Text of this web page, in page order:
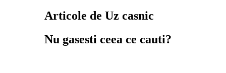
Articole de Uz casnic
Nu gasesti ceea ce cauti?